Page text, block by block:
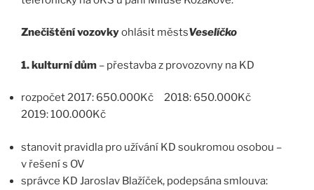
Znečištění vozovkyohlásit městsVeselíčko
1. kulturní dům – přestavba z provozovny na KD
rozpočet 2017: 650.000Kč 2018: 650.000Kč
2019: 100.000Kč
stanovit pravidla pro užívání KD soukromou osobou –
v řešení s OV
správce KD Jaroslav Blažíček, podepsána smlouva: